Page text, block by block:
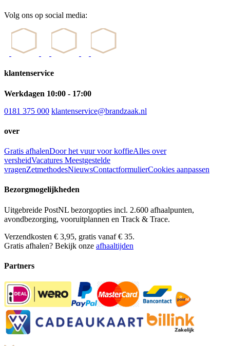
Volg ons op social media:
klantenservice
Werkdagen 10:00 - 17:00
0181 375 000 klantenservice@brandzaak.nl
over
Gratis afhalenDoor het vuur voor koffieAlles over
versheidVacatures Meestgestelde
vragenZetmethodesNieuwsContactformulierCookies aanpassen
Bezorgmogelijkheden
Uitgebreide PostNL bezorgopties incl. 2.600 afhaalpunten,
avondbezorging, vooruitplannen en Track & Trace.
Verzendkosten € 3,95, gratis vanaf € 35.
Gratis afhalen? Bekijk onze afhaaltijden
Partners